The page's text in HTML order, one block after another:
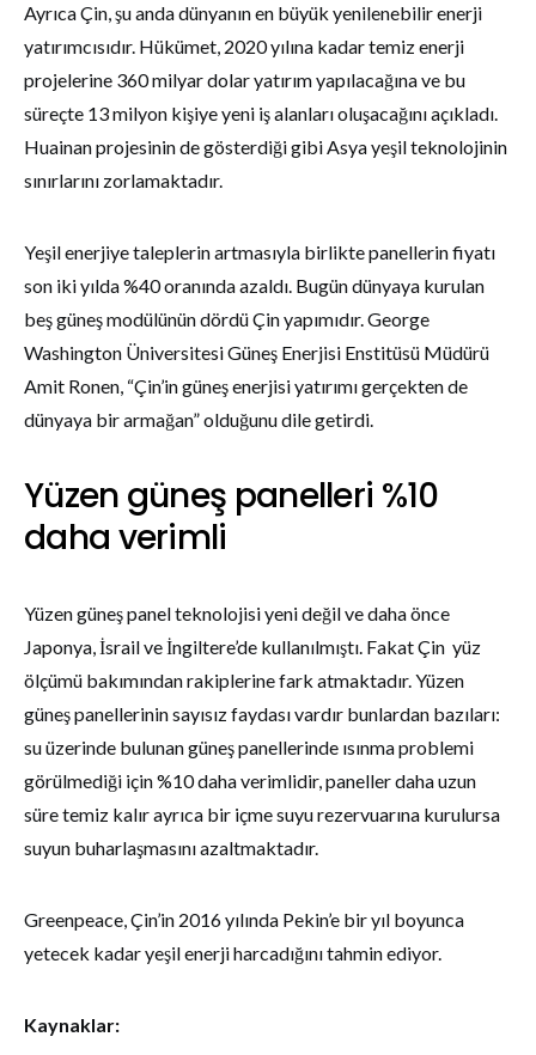
Ayrıca Çin, şu anda dünyanın en büyük yenilenebilir enerji
yatırımcısıdır. Hükümet, 2020 yılına kadar temiz enerji
projelerine 360 milyar dolar yatırım yapılacağına ve bu
süreçte 13 milyon kişiye yeni iş alanları oluşacağını açıkladı.
Huainan projesinin de gösterdiği gibi Asya yeşil teknolojinin
sınırlarını zorlamaktadır.
Yeşil enerjiye taleplerin artmasıyla birlikte panellerin fiyatı
son iki yılda %40 oranında azaldı. Bugün dünyaya kurulan
beş güneş modülünün dördü Çin yapımıdır. George
Washington Üniversitesi Güneş Enerjisi Enstitüsü Müdürü
Amit Ronen, “Çin’in güneş enerjisi yatırımı gerçekten de
dünyaya bir armağan” olduğunu dile getirdi.
Yüzen güneş panelleri %10
daha verimli
Yüzen güneş panel teknolojisi yeni değil ve daha önce
Japonya, İsrail ve İngiltere’de kullanılmıştı. Fakat Çin yüz
ölçümü bakımından rakiplerine fark atmaktadır. Yüzen
güneş panellerinin sayısız faydası vardır bunlardan bazıları:
su üzerinde bulunan güneş panellerinde ısınma problemi
görülmediği için %10 daha verimlidir, paneller daha uzun
süre temiz kalır ayrıca bir içme suyu rezervuarına kurulursa
suyun buharlaşmasını azaltmaktadır.
Greenpeace, Çin’in 2016 yılında Pekin’e bir yıl boyunca
yetecek kadar yeşil enerji harcadığını tahmin ediyor.
Kaynaklar: